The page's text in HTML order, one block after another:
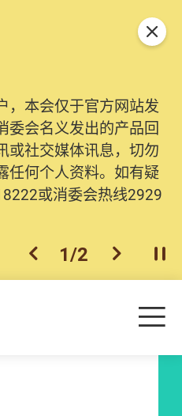
，本会仅于官方网站发
委会名义发出的产品回
或社交媒体讯息，切勿
任何个人资料。如有疑
或消委会热线2929
上一个
1/2 下一个开
关闭
目